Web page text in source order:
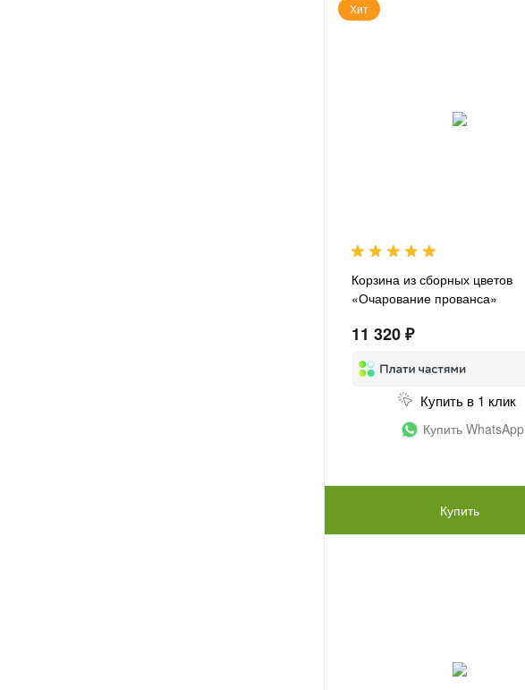
Хит
Корзина из сборных цветов
«Очарование прованса»
11 320 ₽
Купить в 1 клик
Купить WhatsApp
Купить